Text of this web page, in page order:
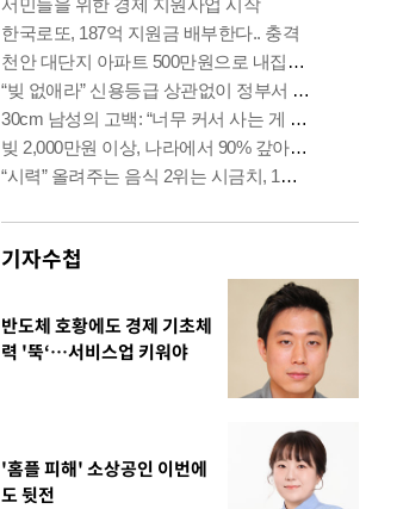
기자수첩
반도체 호황에도 경제 기초체
력 '뚝‘…서비스업 키워야
'홈플 피해' 소상공인 이번에
도 뒷전